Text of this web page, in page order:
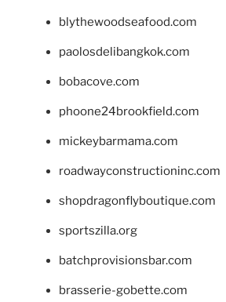
blythewoodseafood.com
paolosdelibangkok.com
bobacove.com
phoone24brookfield.com
mickeybarmama.com
roadwayconstructioninc.com
shopdragonflyboutique.com
sportszilla.org
batchprovisionsbar.com
brasserie-gobette.com